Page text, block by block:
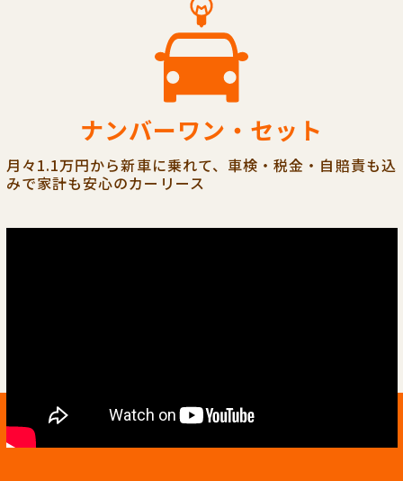
ナンバーワン・セット
月々1.1万円から新車に乗れて、車検・税金・自賠責も込
みで家計も安心のカーリース